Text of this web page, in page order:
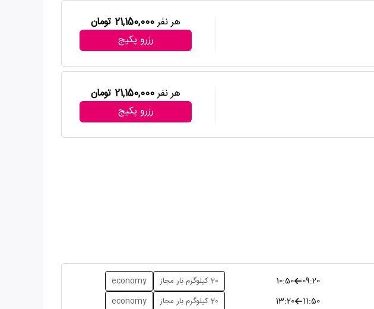
هر نفر21,150,000 تومان
رزرو پکیج
هر نفر21,150,000 تومان
رزرو پکیج
09:20
10:50 20 کیلوگرم بار مجاز economy
11:50
13:20 20 کیلوگرم بار مجاز economy